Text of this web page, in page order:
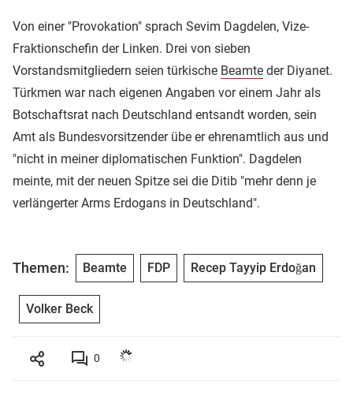
Von einer "Provokation" sprach Sevim Dagdelen, Vize-
Fraktionschefin der Linken. Drei von sieben
Vorstandsmitgliedern seien türkische Beamte der Diyanet.
Türkmen war nach eigenen Angaben vor einem Jahr als
Botschaftsrat nach Deutschland entsandt worden, sein
Amt als Bundesvorsitzender übe er ehrenamtlich aus und
"nicht in meiner diplomatischen Funktion". Dagdelen
meinte, mit der neuen Spitze sei die Ditib "mehr denn je
verlängerter Arms Erdogans in Deutschland".
Themen: Beamte FDP Recep Tayyip Erdoğan
Volker Beck
0